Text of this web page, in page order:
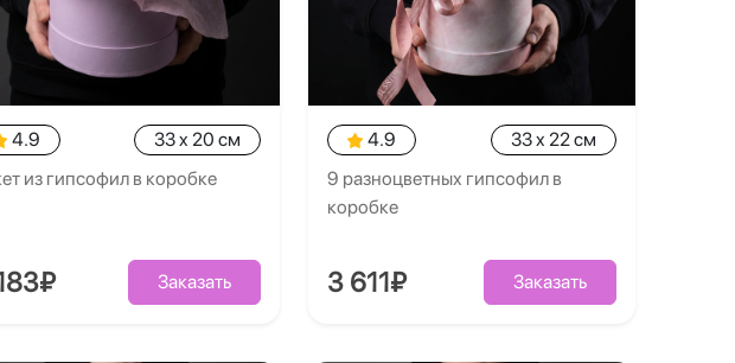
4.9
33 x 20 см
из гипсофил в коробке
Заказать
4.9
33 x 22 см
9 разноцветных гипсофил в
коробке
3 611₽ Заказать